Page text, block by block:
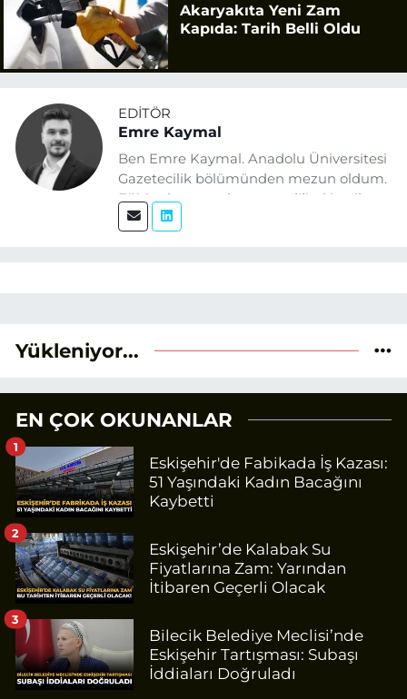
Akaryakıta Yeni Zam
Kapıda: Tarih Belli Oldu
EDITÖR
Emre Kaymal
Ben Emre Kaymal. Anadolu Üniversitesi
Gazetecilik bölümünden mezun oldum.
Eğitim hayatım boyunca dijital içerik
üretimi ve arama motoru
Yükleniyor...
EN ÇOK OKUNANLAR
Eskişehir'de Fabikada İş Kazası:
51 Yaşındaki Kadın Bacağını
Kaybetti
1
Eskişehir’de Kalabak Su
Fiyatlarına Zam: Yarından
İtibaren Geçerli Olacak
2
Bilecik Belediye Meclisi’nde
Eskişehir Tartışması: Subaşı
İddiaları Doğruladı
3